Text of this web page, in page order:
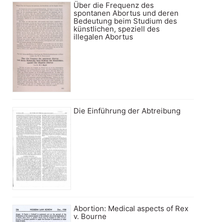
Über die Frequenz des
spontanen Abortus und deren
Bedeutung beim Studium des
künstlichen, speziell des
illegalen Abortus
Die Einführung der Abtreibung
Abortion: Medical aspects of Rex
v. Bourne